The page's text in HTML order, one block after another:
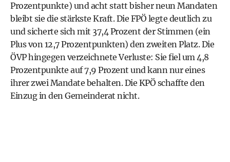
Prozentpunkte) und acht statt bisher neun Mandaten
bleibt sie die stärkste Kraft. Die FPÖ legte deutlich zu
und sicherte sich mit 37,4 Prozent der Stimmen (ein
Plus von 12,7 Prozentpunkten) den zweiten Platz. Die
ÖVP hingegen verzeichnete Verluste: Sie fiel um 4,8
Prozentpunkte auf 7,9 Prozent und kann nur eines
ihrer zwei Mandate behalten. Die KPÖ schaffte den
Einzug in den Gemeinderat nicht.